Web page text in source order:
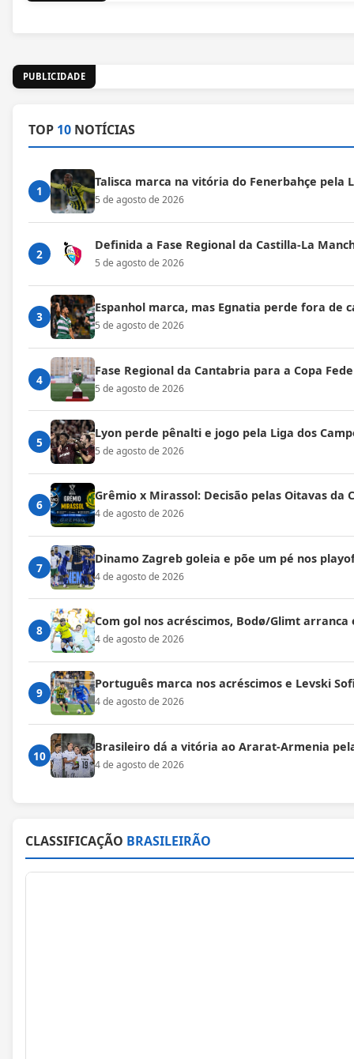
PUBLICIDADE
TOP 10 NOTÍCIAS
1
Talisca marca na vitória do Fenerbahçe pela
5 de agosto de 2026
2
Definida a Fase Regional da Castilla-La
5 de agosto de 2026
3
Espanhol marca, mas Egnatia perde fora de
5 de agosto de 2026
4
Fase Regional da Cantabria para a Copa
5 de agosto de 2026
5
Lyon perde pênalti e jogo pela Liga dos
5 de agosto de 2026
6
Grêmio x Mirassol: Decisão pelas Oitavas da
4 de agosto de 2026
7
Dinamo Zagreb goleia e põe um pé nos
4 de agosto de 2026
8
Com gol nos acréscimos, Bodø/Glimt arranca
4 de agosto de 2026
9
Português marca nos acréscimos e Levski
4 de agosto de 2026
10
Brasileiro dá a vitória ao Ararat-Armenia
4 de agosto de 2026
CLASSIFICAÇÃO BRASILEIRÃO